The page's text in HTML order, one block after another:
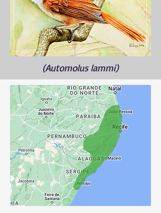
(Automolus lammi)